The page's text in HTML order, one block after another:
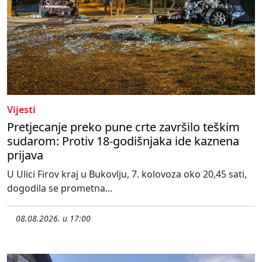
Vijesti
Pretjecanje preko pune crte završilo teškim
sudarom: Protiv 18-godišnjaka ide kaznena
prijava
U Ulici Firov kraj u Bukovlju, 7. kolovoza oko 20,45 sati,
dogodila se prometna...
08.08.2026. u 17:00